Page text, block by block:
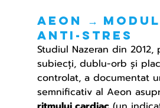
Aeon →
anti-stres
Studiul Nazeran din
subiecți, dublu-orb și
controlat, a documentat
semnificativ al Aeon